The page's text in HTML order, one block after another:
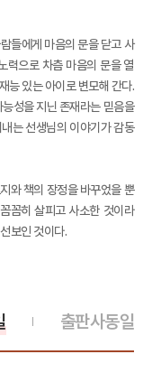
들에게 마음의 문을 닫고 사
력으로 차츰 마음의 문을 열
능 있는 아이로 변모해 간다.
성을 지닌 존재라는 믿음을
는 선생님의 이야기가 감동
와 책의 장정을 바꾸었을 뿐
꼼히 살피고 사소한 것이라
보인 것이다.
출판사동일